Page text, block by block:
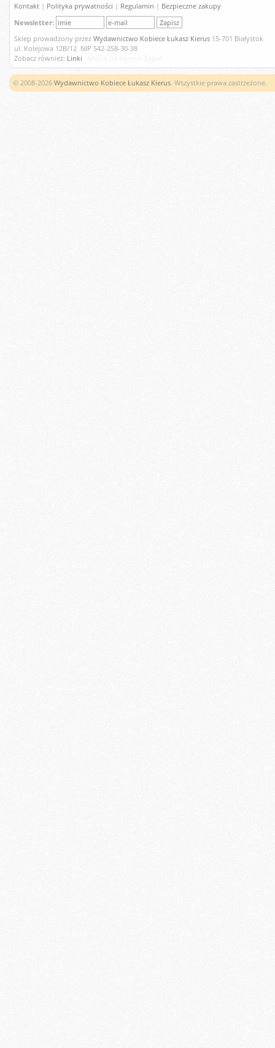
Kontakt | Polityka prywatności | Regulamin | Bezpieczne zakupy
Newsletter:
Sklep prowadzony przez Wydawnictwo Kobiece Łukasz Kierus 15-701 Białystok
ul. Kolejowa 12B/12 NIP 542-258-30-38
Zobacz również: Linki
© 2008-2026 Wydawnictwo Kobiece Łukasz Kierus. Wszystkie prawa zastrzeżone.